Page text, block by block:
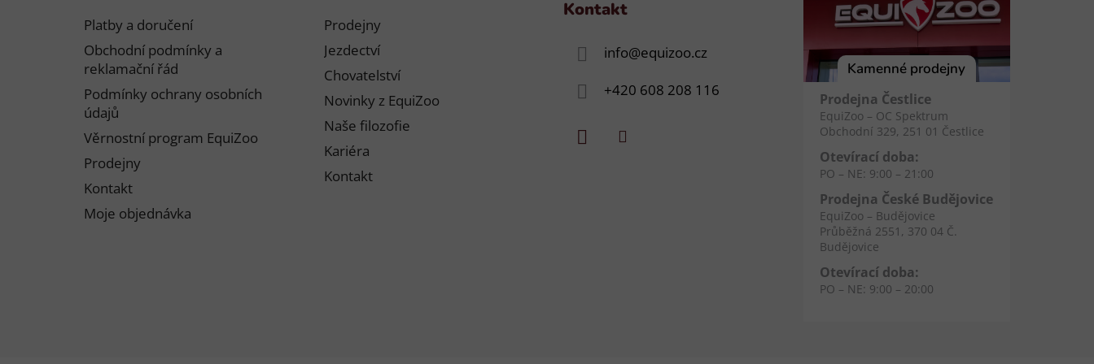
Platby a doručení
Obchodní podmínky a
reklamační řád
Podmínky ochrany osobních
údajů
Věrnostní program EquiZoo
Prodejny
Kontakt
Moje objednávka
Prodejny
Jezdectví
Chovatelství
Novinky z EquiZoo
Naše filozofie
Kariéra
Kontakt
Kontakt
info@equizoo.cz
+420 608 208 116
Kamenné prodejny
Prodejna Čestlice
EquiZoo – OC Spektrum
Obchodní 329, 251 01 Čestlice
Otevírací doba:
PO – NE: 9:00 – 21:00
Prodejna České Budějovice
EquiZoo – Budějovice
Průběžná 2551, 370 04 Č.
Budějovice
Otevírací doba:
PO – NE: 9:00 – 20:00